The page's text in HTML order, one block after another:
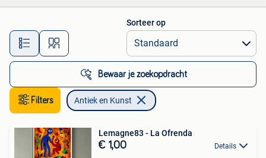
Alle afstanden…
Sorteer op
Bewaar je zoekopdracht
Filters Antiek en Kunst
Lemagne83 - La Ofrenda
€ 1,00 Details